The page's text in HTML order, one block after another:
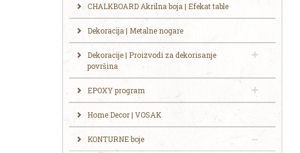
CHALKBOARD Akrilna boja | Efekat table
Dekoracija | Metalne nogare
Dekoracije | Proizvodi za dekorisanje
površina
EPOXY program
Home Decor | VOSAK
KONTURNE boje